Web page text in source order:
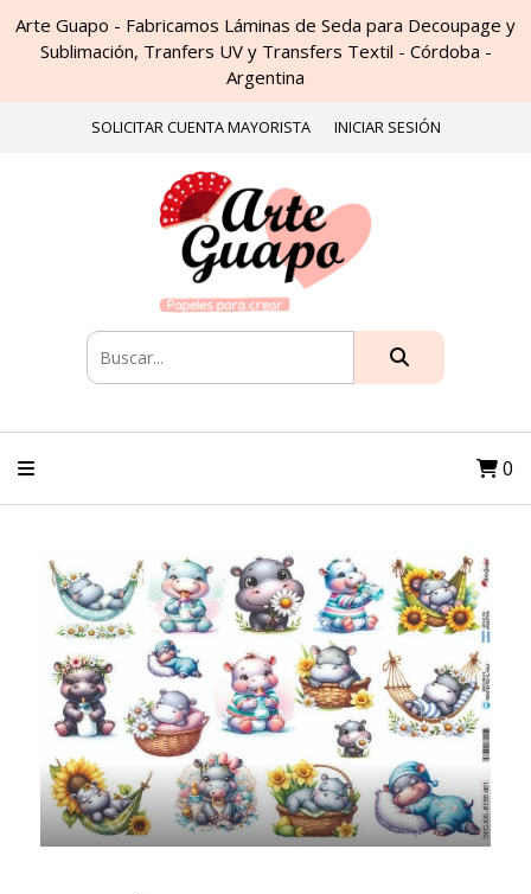
Arte Guapo - Fabricamos Láminas de Seda para Decoupage y
Sublimación, Tranfers UV y Transfers Textil - Córdoba -
Argentina
SOLICITAR CUENTA MAYORISTA INICIAR SESIÓN
0